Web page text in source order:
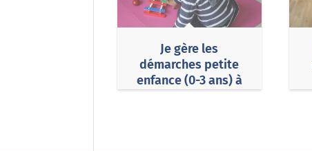
Je gère les
démarches petite
enfance (0-3 ans) à